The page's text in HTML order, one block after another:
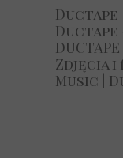
Ductape
Ductape
Zdjęcia i
Music |